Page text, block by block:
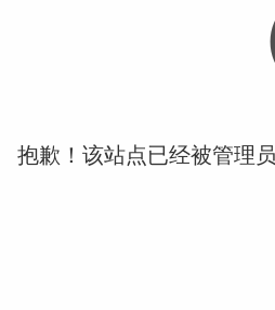
抱歉！该站点已经被管理